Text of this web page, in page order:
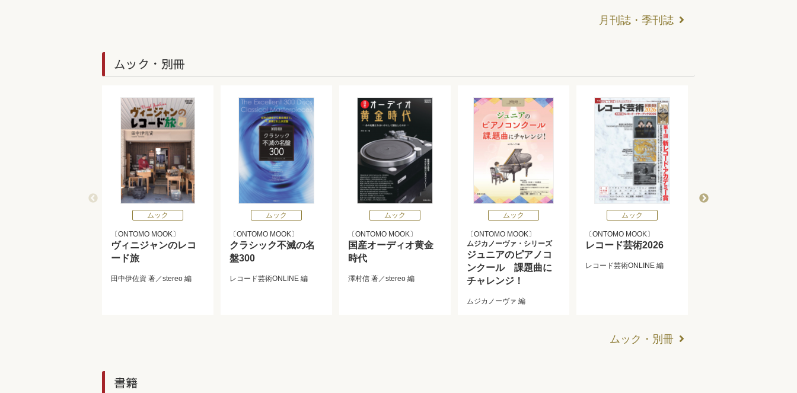
月刊誌・季刊誌
ムック・別冊
ムック
ONTOMO MOOK
ヴィニジャンのレコ
ード旅
田中伊佐資 著／stereo 編
ムック
ONTOMO MOOK
クラシック不滅の名
盤300
レコード芸術ONLINE 編
ムック
ONTOMO MOOK
国産オーディオ黄金
時代
澤村信 著／stereo 編
ムック
ONTOMO MOOK
ムジカノーヴァ・シリーズ
ジュニアのピアノコ
ンクール 課題曲に
チャレンジ！
ムジカノーヴァ 編
ムック
ONTOMO MOOK
レコード芸術2026
レコード芸術ONLINE 編
ムック・別冊
書籍